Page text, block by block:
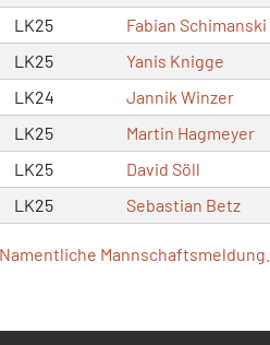
LK25 Fabian Schimanski
LK25 Yanis Knigge
LK24 Jannik Winzer
LK25 Martin Hagmeyer
LK25 David Söll
LK25 Sebastian Betz
Mannschaftsmeldung...